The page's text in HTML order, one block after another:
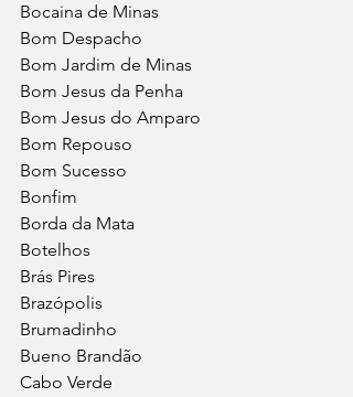
Bocaina de Minas
Bom Despacho
Bom Jardim de Minas
Bom Jesus da Penha
Bom Jesus do Amparo
Bom Repouso
Bom Sucesso
Bonfim
Borda da Mata
Botelhos
Brás Pires
Brazópolis
Brumadinho
Bueno Brandão
Cabo Verde